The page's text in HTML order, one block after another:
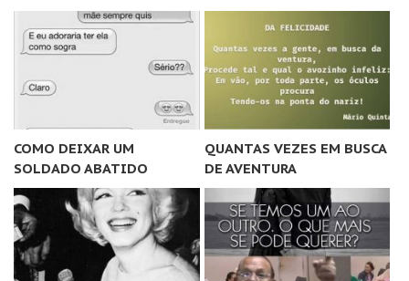
COMO DEIXAR UM
SOLDADO ABATIDO
QUANTAS VEZES EM BUSCA
DE AVENTURA